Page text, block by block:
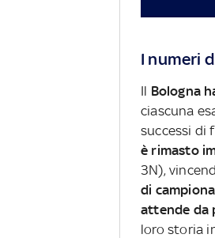
I numeri
Il Bologna
ciascuna
successi di
è rimasto
3N),
di
attende da
loro storia